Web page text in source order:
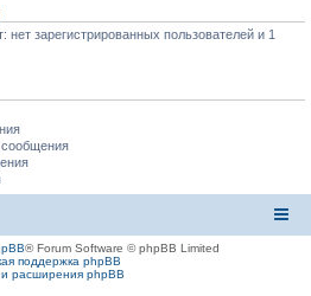
зарегистрированных пользователей и 1
сообщения
® Forum Software © phpBB Limited
поддержка phpBB
расширения phpBB